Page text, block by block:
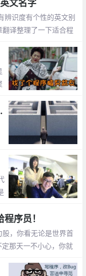
文名字
辨识度有个性的英文别
译整理了一下适合程
了的出路
序员！
，你看无论是世界首
那天一不小心，你就
成长股